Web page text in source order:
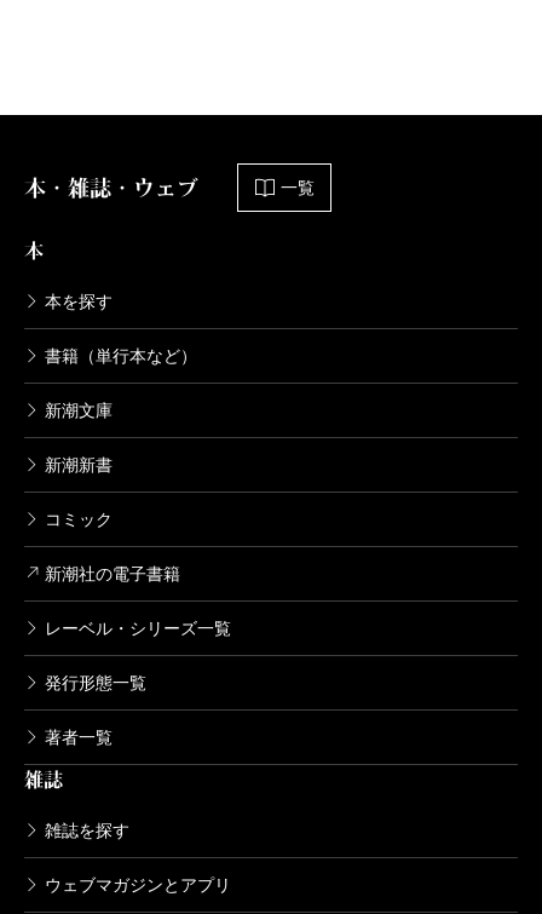
本・雑誌・ウェブ 一覧
本
本を探す
書籍（単行本など）
新潮文庫
新潮新書
コミック
新潮社の電子書籍
レーベル・シリーズ一覧
発行形態一覧
著者一覧
雑誌
雑誌を探す
ウェブマガジンとアプリ